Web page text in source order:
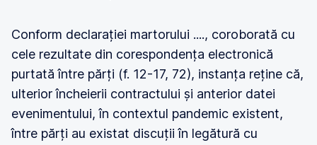
Conform declarației martorului ...., coroborată cu
cele rezultate din corespondența electronică
purtată între părți (f. 12-17, 72), instanța reține că,
ulterior încheierii contractului și anterior datei
evenimentului, în contextul pandemic existent,
între părți au existat discuții în legătură cu